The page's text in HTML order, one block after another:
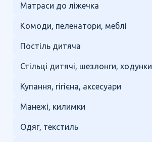
Матраси до ліжечка
Комоди, пеленатори, меблі
Постіль дитяча
Стільці дитячі, шезлонги, ходунки
Купання, гігієна, аксесуари
Манежі, килимки
Одяг, текстиль